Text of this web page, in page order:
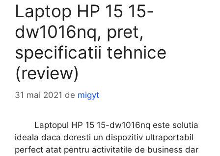
Laptop HP 15 15-
dw1016nq, pret,
specificatii tehnice
(review)
31 mai 2021 de migyt
Laptopul HP 15 15-dw1016nq este solutia
ideala daca doresti un dispozitiv ultraportabil
perfect atat pentru activitatile de business dar